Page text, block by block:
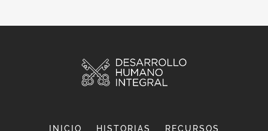
INICIO HISTORIAS RECURSOS